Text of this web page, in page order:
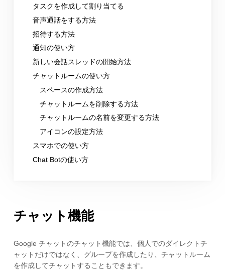
タスクを作成して割り当てる
音声通話をする方法
招待する方法
通知の使い方
新しい会話スレッドの開始方法
チャットルームの使い方
スペースの作成方法
チャットルームを削除する方法
チャットルームの名前を変更する方法
アイコンの設定方法
スマホでの使い方
Chat Botの使い方
チャット機能
Google チャットのチャット機能では、個人でのダイレクトチ
ャットだけではなく、グループを作成したり、チャットルーム
を作成してチャットすることもできます。